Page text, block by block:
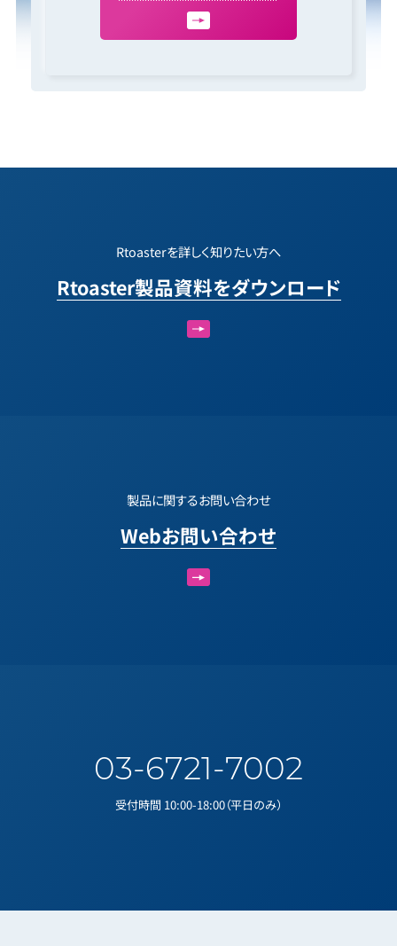
Rtoasterを詳しく知りたい方へ
Rtoaster製品資料をダウンロード
製品に関するお問い合わせ
Webお問い合わせ
03-6721-7002
受付時間 10:00-18:00（平日のみ）